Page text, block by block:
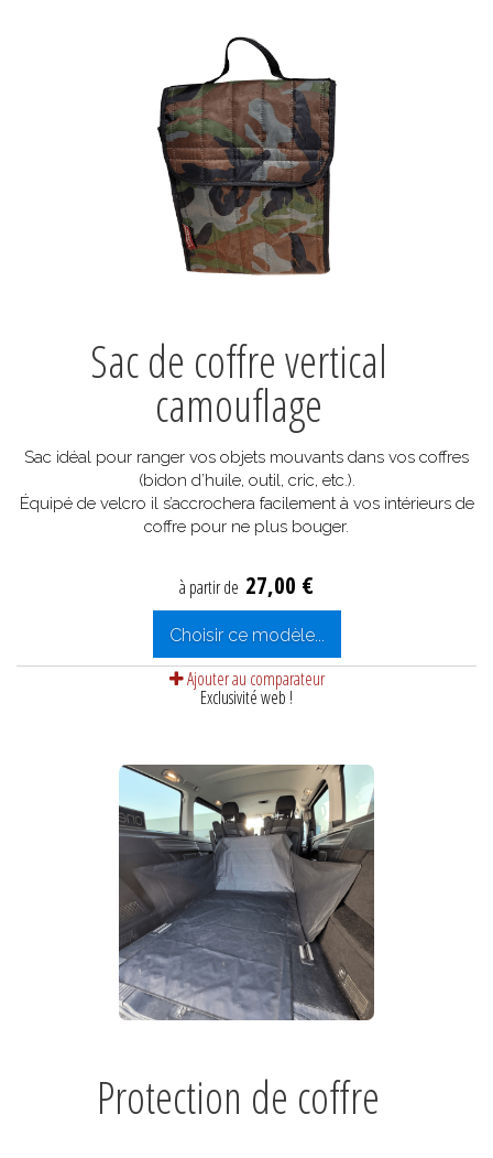
Sac de coffre vertical
camouflage
Sac idéal pour ranger vos objets mouvants dans vos coffres
(bidon d’huile, outil, cric, etc.).
Équipé de velcro il s’accrochera facilement à vos intérieurs de
coffre pour ne plus bouger.
à partir de 27,00 €
Choisir ce modèle...
Ajouter au comparateur
Exclusivité web !
Protection de coffre